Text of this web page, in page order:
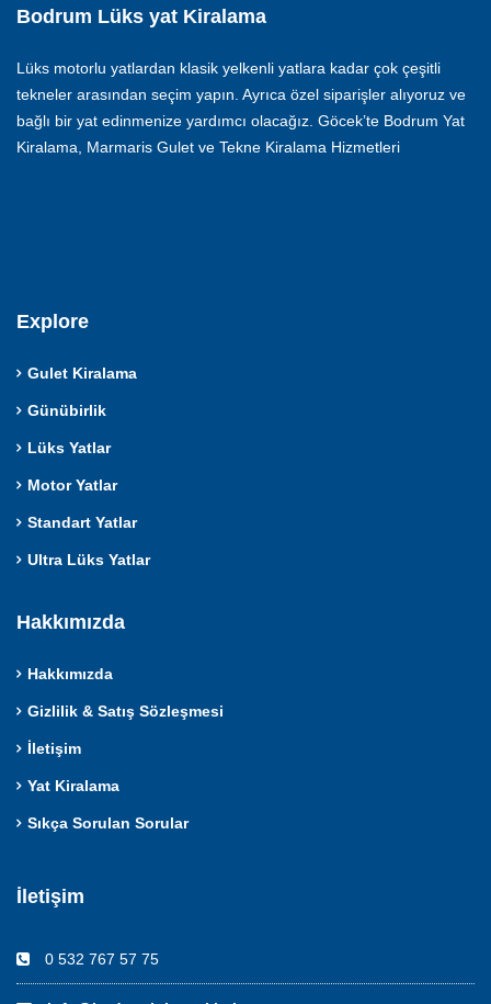
Bodrum Lüks yat Kiralama
Lüks motorlu yatlardan klasik yelkenli yatlara kadar çok çeşitli
tekneler arasından seçim yapın. Ayrıca özel siparişler alıyoruz ve
bağlı bir yat edinmenize yardımcı olacağız. Göcek’te Bodrum Yat
Kiralama, Marmaris Gulet ve Tekne Kiralama Hizmetleri
Explore
Gulet Kiralama
Günübirlik
Lüks Yatlar
Motor Yatlar
Standart Yatlar
Ultra Lüks Yatlar
Hakkımızda
Hakkımızda
Gizlilik & Satış Sözleşmesi
İletişim
Yat Kiralama
Sıkça Sorulan Sorular
İletişim
0 532 767 57 75